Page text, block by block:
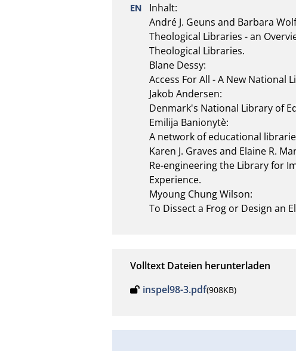
Inhalt:
André J. Geuns and Barbara
Theological Libraries - an
Theological Libraries.
Blane Dessy:
Access For All - A New
Jakob Andersen:
Denmark's National Library of
Emilija Banionytè:
A network of educational
Karen J. Graves and Elaine R.
Re-engineering the Library for
Experience.
Myoung Chung Wilson:
To Dissect a Frog or Design an
Volltext Dateien herunterladen
inspel98-3.pdf(908KB)